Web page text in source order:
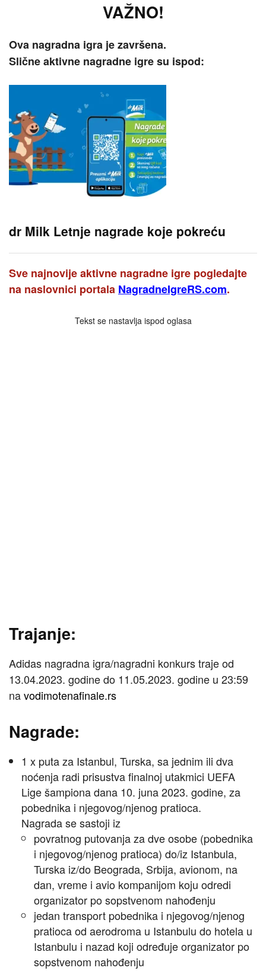
VAŽNO!
Ova nagradna igra je završena.
Slične aktivne nagradne igre su ispod:
dr Milk Letnje nagrade koje pokreću
Sve najnovije aktivne nagradne igre pogledajte
na naslovnici portala NagradneIgreRS.com.
Tekst se nastavlja ispod oglasa
Trajanje:
Adidas nagradna igra/nagradni konkurs traje od
13.04.2023. godine do 11.05.2023. godine u 23:59
navodimotenafinale.rs
Nagrade:
1 x puta za Istanbul, Turska, sa jednim ili dva
noćenja radi prisustva finalnoj utakmici UEFA
Lige šampiona dana 10. juna 2023. godine, za
pobednika i njegovog/njenog pratioca.
Nagrada se sastoji iz
povratnog putovanja za dve osobe (pobednika
i njegovog/njenog pratioca) do/iz Istanbula,
Turska iz/do Beograda, Srbija, avionom, na
dan, vreme i avio kompanijom koju odredi
organizator po sopstvenom nahođenju
jedan transport pobednika i njegovog/njenog
pratioca od aerodroma u Istanbulu do hotela u
Istanbulu i nazad koji određuje organizator po
sopstvenom nahođenju